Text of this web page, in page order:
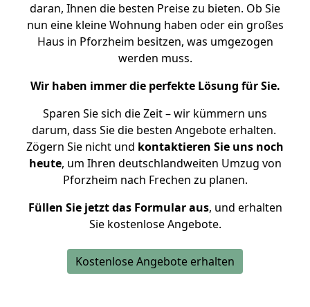
daran, Ihnen die besten Preise zu bieten. Ob Sie
nun eine kleine Wohnung haben oder ein großes
Haus in Pforzheim besitzen, was umgezogen
werden muss.
Wir haben immer die perfekte Lösung für Sie.
Sparen Sie sich die Zeit – wir kümmern uns
darum, dass Sie die besten Angebote erhalten.
Zögern Sie nicht und kontaktieren Sie uns noch
heute, um Ihren deutschlandweiten Umzug von
Pforzheim nach Frechen zu planen.
Füllen Sie jetzt das Formular aus, und erhalten
Sie kostenlose Angebote.
Kostenlose Angebote erhalten